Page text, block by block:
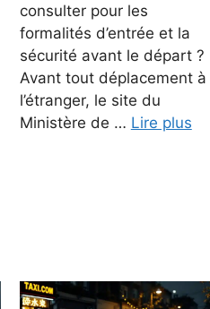
consulter pour les
formalités d’entrée et la
sécurité avant le départ ?
Avant tout déplacement à
l’étranger, le site du
Ministère de … Lire plus